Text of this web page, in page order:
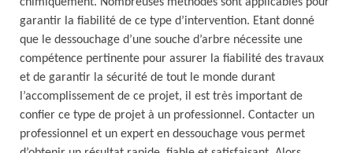
garantir la fiabilité de ce type d’intervention. Etant donné
que le dessouchage d’une souche d’arbre nécessite une
compétence pertinente pour assurer la fiabilité des travaux
et de garantir la sécurité de tout le monde durant
l’accomplissement de ce projet, il est très important de
confier ce type de projet à un professionnel. Contacter un
professionnel et un expert en dessouchage vous permet